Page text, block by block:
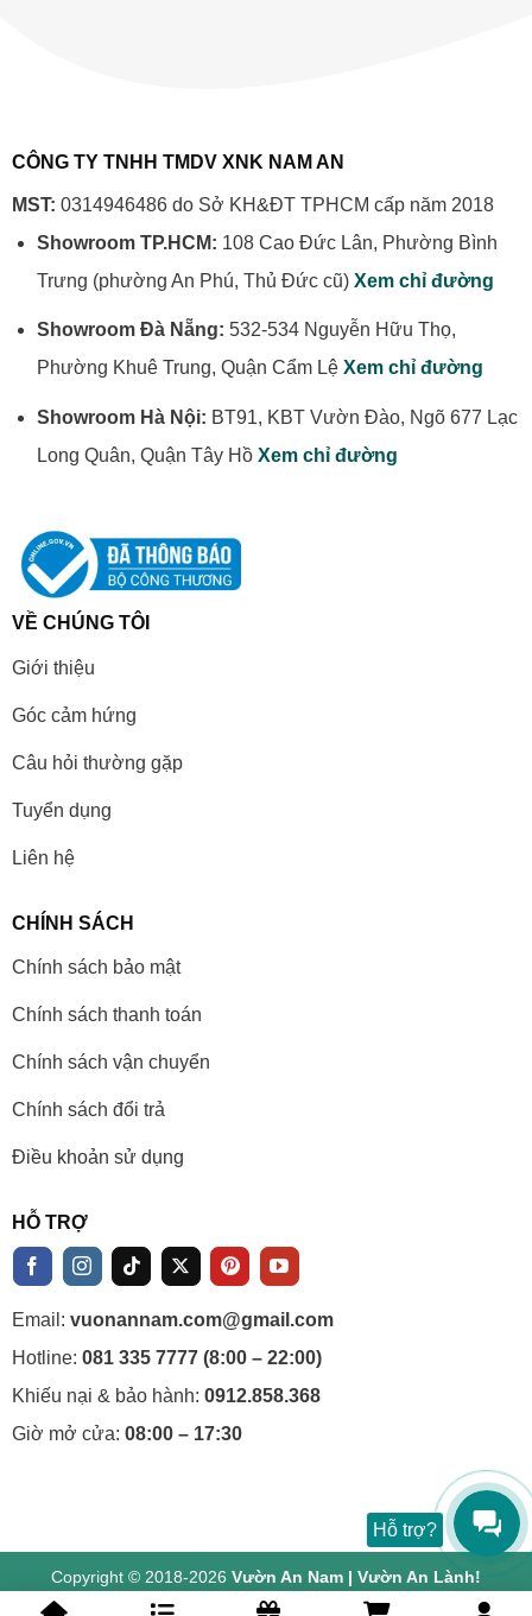
CÔNG TY TNHH TMDV XNK NAM AN
MST: 0314946486 do Sở KH&ĐT TPHCM cấp năm 2018
Showroom TP.HCM: 108 Cao Đức Lân, Phường Bình
Trưng (phường An Phú, Thủ Đức cũ) Xem chỉ đường
Showroom Đà Nẵng: 532-534 Nguyễn Hữu Thọ,
Phường Khuê Trung, Quận Cẩm Lệ Xem chỉ đường
Showroom Hà Nội: BT91, KBT Vườn Đào, Ngõ 677 Lạc
Long Quân, Quận Tây Hồ Xem chỉ đường
VỀ CHÚNG TÔI
Giới thiệu
Góc cảm hứng
Câu hỏi thường gặp
Tuyển dụng
Liên hệ
CHÍNH SÁCH
Chính sách bảo mật
Chính sách thanh toán
Chính sách vận chuyển
Chính sách đổi trả
Điều khoản sử dụng
HỖ TRỢ
Email: vuonannam.com@gmail.com
Hotline: 081 335 7777 (8:00 – 22:00)
Khiếu nại & bảo hành: 0912.858.368
Giờ mở cửa: 08:00 – 17:30
Copyright © 2018-2026 Vườn An Nam | Vườn An Lành!
Hỗ trợ?